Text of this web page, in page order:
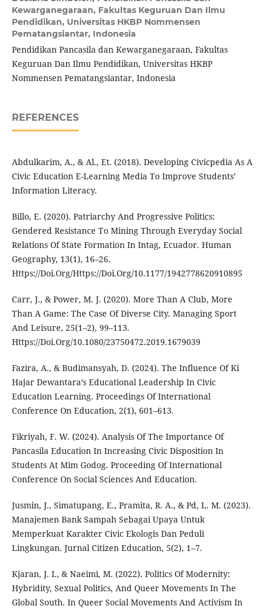
Kewarganegaraan, Fakultas Keguruan Dan Ilmu
Pendidikan, Universitas HKBP Nommensen
Pematangsiantar, Indonesia
Pendidikan Pancasila dan Kewarganegaraan, Fakultas
Keguruan Dan Ilmu Pendidikan, Universitas HKBP
Nommensen Pematangsiantar, Indonesia
REFERENCES
Abdulkarim, A., & Al., Et. (2018). Developing Civicpedia As A
Civic Education E-Learning Media To Improve Students’
Information Literacy.
Billo, E. (2020). Patriarchy And Progressive Politics:
Gendered Resistance To Mining Through Everyday Social
Relations Of State Formation In Intag, Ecuador. Human
Geography, 13(1), 16–26.
Https://Doi.Org/Https://Doi.Org/10.1177/1942778620910895
Carr, J., & Power, M. J. (2020). More Than A Club, More
Than A Game: The Case Of Diverse City. Managing Sport
And Leisure, 25(1–2), 99–113.
Https://Doi.Org/10.1080/23750472.2019.1679039
Fazira, A., & Budimansyah, D. (2024). The Influence Of Ki
Hajar Dewantara’s Educational Leadership In Civic
Education Learning. Proceedings Of International
Conference On Education, 2(1), 601–613.
Fikriyah, F. W. (2024). Analysis Of The Importance Of
Pancasila Education In Increasing Civic Disposition In
Students At Mim Godog. Proceeding Of International
Conference On Social Sciences And Education.
Jusmin, J., Simatupang, E., Pramita, R. A., & Pd, L. M. (2023).
Manajemen Bank Sampah Sebagai Upaya Untuk
Memperkuat Karakter Civic Ekologis Dan Peduli
Lingkungan. Jurnal Citizen Education, 5(2), 1–7.
Kjaran, J. I., & Naeimi, M. (2022). Politics Of Modernity:
Hybridity, Sexual Politics, And Queer Movements In The
Global South. In Queer Social Movements And Activism In